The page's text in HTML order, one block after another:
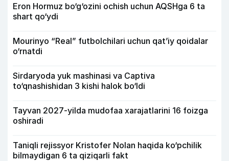
Eron Hormuz bo‘g‘ozini ochish uchun AQSHga 6 ta
shart qo‘ydi
Mourinyo “Real” futbolchilari uchun qat’iy qoidalar
o‘rnatdi
Sirdaryoda yuk mashinasi va Captiva
to‘qnashishidan 3 kishi halok bo‘ldi
Tayvan 2027-yilda mudofaa xarajatlarini 16 foizga
oshiradi
Taniqli rejissyor Kristofer Nolan haqida ko‘pchilik
bilmaydigan 6 ta qiziqarli fakt